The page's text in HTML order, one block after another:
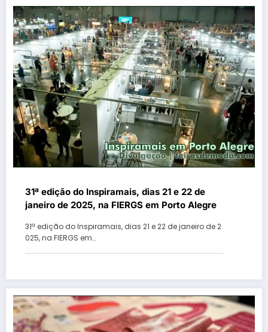
31ª edição do Inspiramais, dias 21 e 22 de
janeiro de 2025, na FIERGS em Porto Alegre
31ª edição do Inspiramais, dias 21 e 22 de janeiro de 2
025, na FIERGS em…